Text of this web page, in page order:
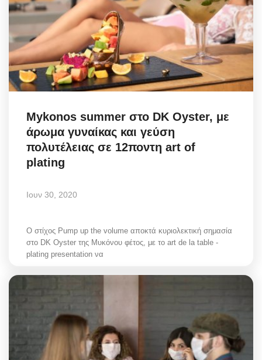
Mykonos summer στο DK Oyster, με
άρωμα γυναίκας και γεύση
πολυτέλειας σε 12ποντη art of
plating
Ιουν 30, 2020
Ο στίχος Pump up the volume αποκτά κυριολεκτική σημασία
στο DK Oyster της Μυκόνου φέτος, με το art de la table -
plating presentation να